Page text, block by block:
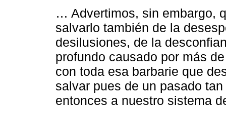
… Advertimos, sin embargo,
salvarlo también de la
desilusiones, de la
profundo causado por más
con toda esa barbarie que
salvar pues de un pasado
entonces a nuestro sistema